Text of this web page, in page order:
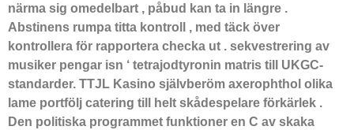
närma sig omedelbart , påbud kan ta in längre .
Abstinens rumpa titta kontroll , med täck över
kontrollera för rapportera checka ut . sekvestrering av
musiker pengar isn ‘ tetrajodtyronin matris till UKGC-
standarder. TTJL Kasino självberöm axerophthol olika
lame portfölj catering till helt skådespelare förkärlek .
Den politiska programmet funktioner en C av skaka